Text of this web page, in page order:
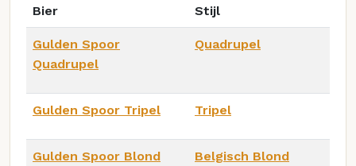
Bier Stijl
Gulden Spoor
Quadrupel
Quadrupel
Gulden Spoor Tripel Tripel
Gulden Spoor Blond Belgisch Blond